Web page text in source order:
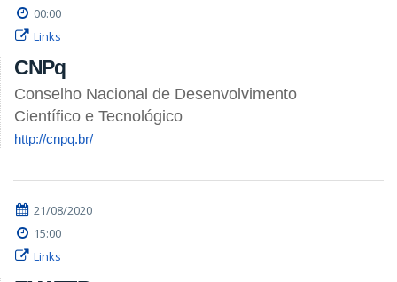
00:00
Links
CNPq
Conselho Nacional de Desenvolvimento
Científico e Tecnológico
http://cnpq.br/
21/08/2020
15:00
Links